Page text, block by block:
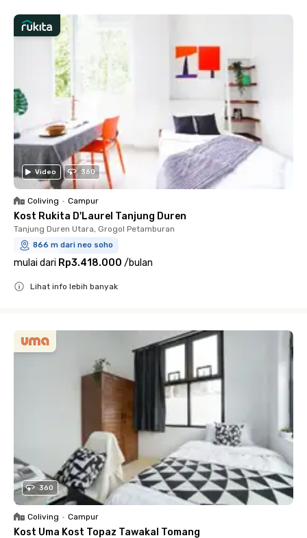
Video 360
Coliving • Campur
Kost Rukita D'Laurel Tanjung Duren
Tanjung Duren Utara, Grogol Petamburan
866 m dari neo soho
mulai dari Rp3.418.000 /bulan
Lihat info lebih banyak
360
Coliving • Campur
Kost Uma Kost Topaz Tawakal Tomang